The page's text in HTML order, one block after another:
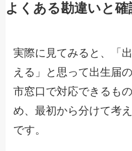
よくある勘違いと
実際に見てみると、「
える」と思って出生届
市窓口で対応できるも
め、最初から分けて考
です。